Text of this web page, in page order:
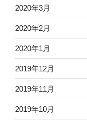
2020年3月
2020年2月
2020年1月
2019年12月
2019年11月
2019年10月